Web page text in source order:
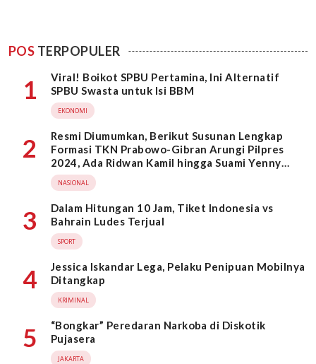
POS TERPOPULER
1
Viral! Boikot SPBU Pertamina, Ini Alternatif
SPBU Swasta untuk Isi BBM
EKONOMI
2
Resmi Diumumkan, Berikut Susunan Lengkap
Formasi TKN Prabowo-Gibran Arungi Pilpres
2024, Ada Ridwan Kamil hingga Suami Yenny
Wahid
NASIONAL
3
Dalam Hitungan 10 Jam, Tiket Indonesia vs
Bahrain Ludes Terjual
SPORT
4
Jessica Iskandar Lega, Pelaku Penipuan Mobilnya
Ditangkap
KRIMINAL
5
“Bongkar” Peredaran Narkoba di Diskotik
Pujasera
JAKARTA